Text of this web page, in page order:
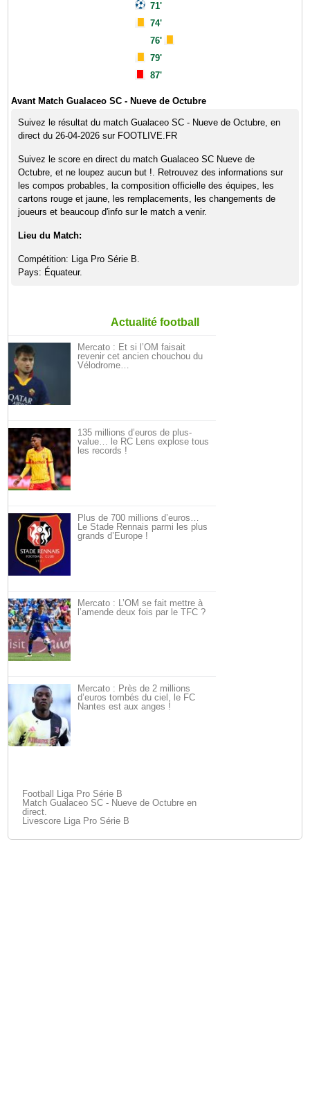
71'
74'
76'
79'
87'
Avant Match Gualaceo SC - Nueve de Octubre
Suivez le résultat du match Gualaceo SC - Nueve de Octubre, en
direct du 26-04-2026 sur FOOTLIVE.FR
Suivez le score en direct du match Gualaceo SC Nueve de
Octubre, et ne loupez aucun but !. Retrouvez des informations sur
les compos probables, la composition officielle des équipes, les
cartons rouge et jaune, les remplacements, les changements de
joueurs et beaucoup d'info sur le match a venir.
Lieu du Match:
Compétition: Liga Pro Série B.
Pays: Équateur.
Actualité football
Mercato : Et si l’OM faisait
revenir cet ancien chouchou du
Vélodrome…
135 millions d’euros de plus-
value… le RC Lens explose tous
les records !
Plus de 700 millions d’euros…
Le Stade Rennais parmi les plus
grands d’Europe !
Mercato : L’OM se fait mettre à
l’amende deux fois par le TFC ?
Mercato : Près de 2 millions
d’euros tombés du ciel, le FC
Nantes est aux anges !
Football Liga Pro Série B
Match Gualaceo SC - Nueve de Octubre en
direct.
Livescore Liga Pro Série B